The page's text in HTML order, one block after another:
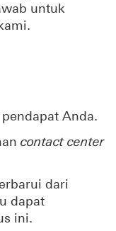
untuk
Anda.
contact center
dari
dapat
ini.